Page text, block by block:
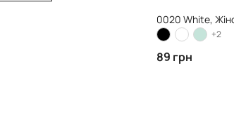
+2
89 грн